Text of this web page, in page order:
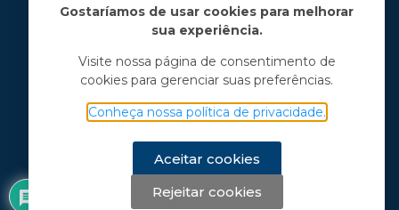
e marketing político.
Menu principal
Notícias
Opinião
Chama o Linhares
Gostaríamos de usar cookies para melhorar
sua experiência.
Visite nossa página de consentimento de
cookies para gerenciar suas preferências.
Conheça nossa política de privacidade.
Aceitar cookies
Rejeitar cookies